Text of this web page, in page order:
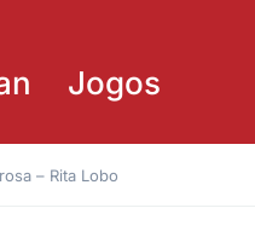
Jogos
– Rita Lobo